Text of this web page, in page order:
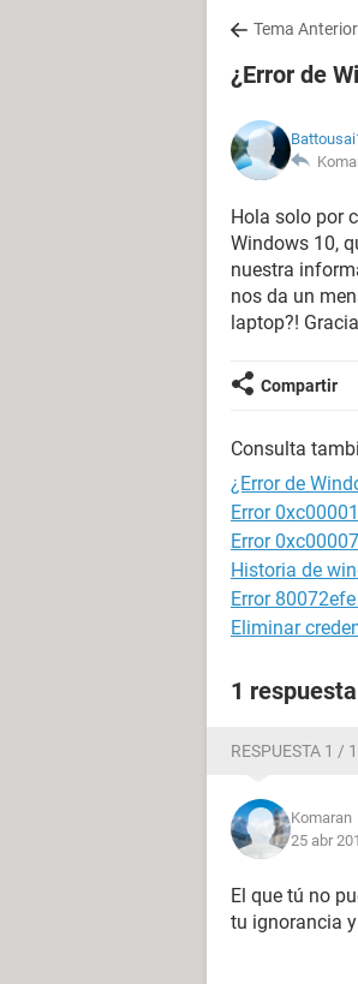
Tema Anterior
¿Error de
Hola solo por
Windows 10,
nuestra
nos da un
laptop?!
Compartir
Consulta
¿Error de
Error
Error
Historia de
Error
Eliminar
1 respuesta
RESPUESTA 1 / 1
Komaran
25 abr
El que tú no
tu ignorancia